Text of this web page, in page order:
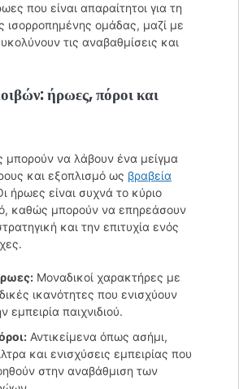
που είναι απαραίτητοι για τη
ισορροπημένης ομάδας, μαζί με
τις αναβαθμίσεις και
ήρωες, πόροι και
μπορούν να λάβουν ένα μείγμα
και εξοπλισμό ως βραβεία
ήρωες είναι συχνά το κύριο
καθώς μπορούν να επηρεάσουν
και την επιτυχία ενός
Μοναδικοί χαρακτήρες με
ικανότητες που ενισχύουν
εμπειρία παιχνιδιού.
Αντικείμενα όπως ασήμι,
και ενισχύσεις εμπειρίας που
στην αναβάθμιση των